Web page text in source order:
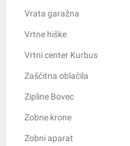
Vrata garažna
Vrtne hiške
Vrtni center Kurbus
Zaščitna oblačila
Zipline Bovec
Zobne krone
Zobni aparat